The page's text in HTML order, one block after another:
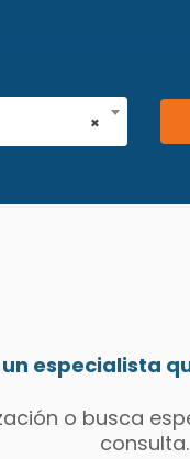
×
especialista
o busca
consulta.